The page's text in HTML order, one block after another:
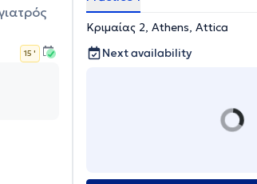
15 '
Κριμαίας 2, Athens, Attica
Next availability